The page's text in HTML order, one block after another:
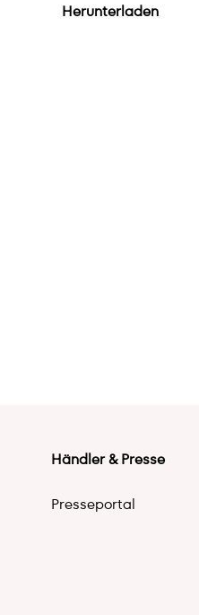
Herunterladen
Händler & Presse
Presseportal